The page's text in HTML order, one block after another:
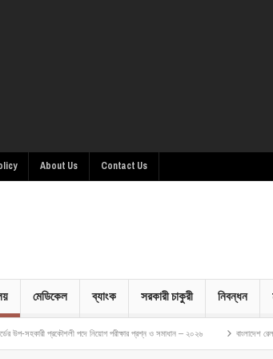
About Us Contact Us
মেডিকেল ব্যাংক সরকারী চাকুরী নিবন্ধন
পদে নিয়োগ পরীক্ষার প্রশ্ন ও সমাধান – ২০২৬ বাংলাদেশ রেলওয়ে ট্রেন